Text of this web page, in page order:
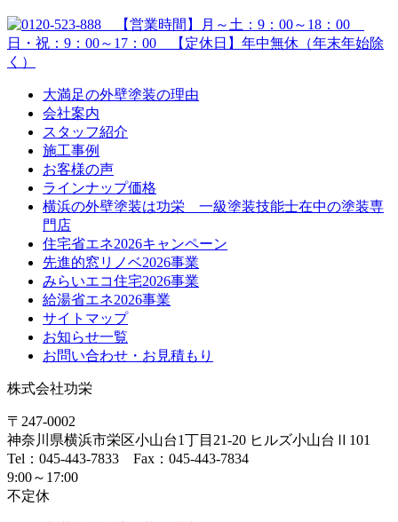
大満足の外壁塗装の理由
会社案内
スタッフ紹介
施工事例
お客様の声
ラインナップ価格
横浜の外壁塗装は功栄 一級塗装技能士在中の塗装専
門店
住宅省エネ2026キャンペーン
先進的窓リノベ2026事業
みらいエコ住宅2026事業
給湯省エネ2026事業
サイトマップ
お知らせ一覧
お問い合わせ・お見積もり
株式会社功栄
〒247-0002
神奈川県横浜市栄区小山台1丁目21-20 ヒルズ小山台Ⅱ101
Tel：045-443-7833 Fax：045-443-7834
9:00～17:00
不定休